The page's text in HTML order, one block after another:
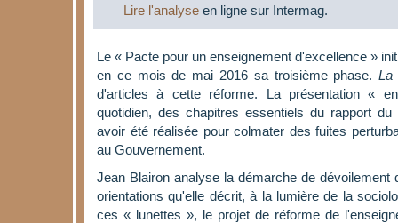
Lire l'analyse en ligne sur Intermag.
Le « Pacte pour un enseignement d'excellence »
en ce mois de mai 2016 sa troisième phase.La
d'articles à cette réforme. La présentation «
quotidien, des chapitres essentiels du rapport
avoir été réalisée pour colmater des fuites
au Gouvernement.
Jean Blairon analyse la démarche de
orientations qu'elle décrit, à la lumière de la
ces « lunettes », le projet de réforme de